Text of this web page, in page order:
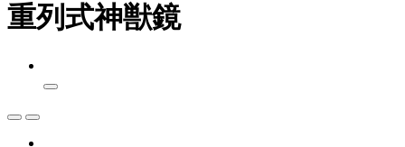
重列式神獣鏡